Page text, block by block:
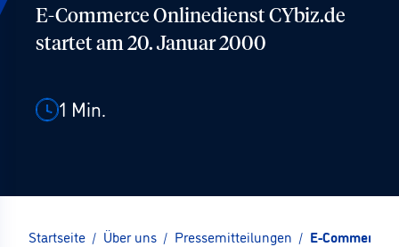
E-Commerce Onlinedienst CYbiz.de
startet am 20. Januar 2000
1 Min.
Startseite / Über uns / Pressemitteilungen / E-Commerce